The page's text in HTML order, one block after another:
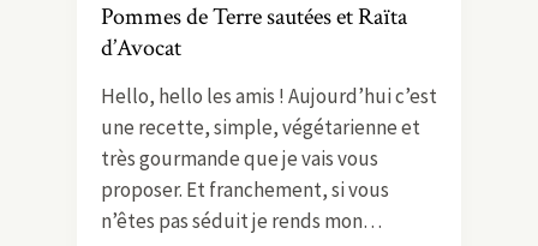
Pommes de Terre sautées et Raïta
d’Avocat
Hello, hello les amis ! Aujourd’hui c’est
une recette, simple, végétarienne et
très gourmande que je vais vous
proposer. Et franchement, si vous
n’êtes pas séduit je rends mon…